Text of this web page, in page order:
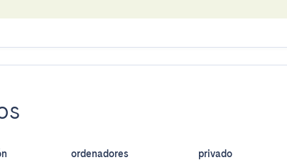
ordenadores
privado